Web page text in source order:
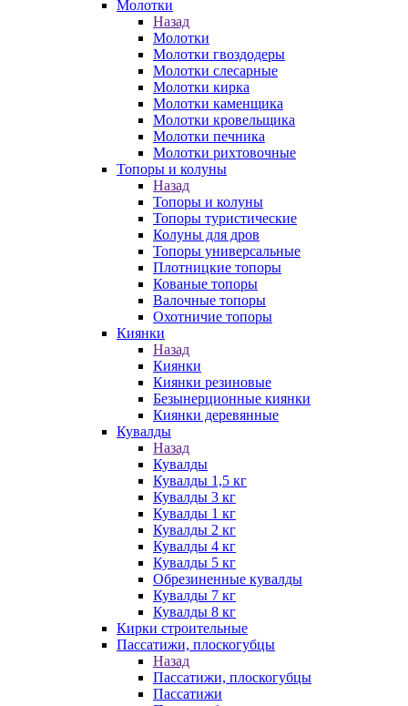
Молотки
Назад
Молотки
Молотки гвоздодеры
Молотки слесарные
Молотки кирка
Молотки каменщика
Молотки кровельщика
Молотки печника
Молотки рихтовочные
Топоры и колуны
Назад
Топоры и колуны
Топоры туристические
Колуны для дров
Топоры универсальные
Плотницкие топоры
Кованые топоры
Валочные топоры
Охотничие топоры
Киянки
Назад
Киянки
Киянки резиновые
Безынерционные киянки
Киянки деревянные
Кувалды
Назад
Кувалды
Кувалды 1,5 кг
Кувалды 3 кг
Кувалды 1 кг
Кувалды 2 кг
Кувалды 4 кг
Кувалды 5 кг
Обрезиненные кувалды
Кувалды 7 кг
Кувалды 8 кг
Кирки строительные
Пассатижи, плоскогубцы
Назад
Пассатижи, плоскогубцы
Пассатижи